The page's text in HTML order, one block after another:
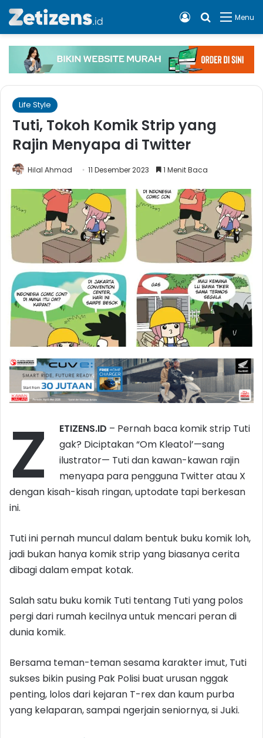
Menu
Cari apa,
Log In
Life Style
Tuti, Tokoh Komik Strip yang
Rajin Menyapa di Twitter
Hilal Ahmad 11 Desember 2023 1 Menit Baca
Z ETIZENS.ID – Pernah baca komik strip Tuti
gak? Diciptakan “Om Kleatol’—sang
ilustrator— Tuti dan kawan-kawan rajin
menyapa para pengguna Twitter atau X
dengan kisah-kisah ringan, uptodate tapi berkesan
ini.
Tuti ini pernah muncul dalam bentuk buku komik loh,
jadi bukan hanya komik strip yang biasanya cerita
dibagi dalam empat kotak.
Salah satu buku komik Tuti tentang Tuti yang polos
pergi dari rumah kecilnya untuk mencari peran di
dunia komik.
Bersama teman-teman sesama karakter imut, Tuti
sukses bikin pusing Pak Polisi buat urusan nggak
penting, lolos dari kejaran T-rex dan kaum purba
yang kelaparan, sampai ngerjain seniornya, si Juki.